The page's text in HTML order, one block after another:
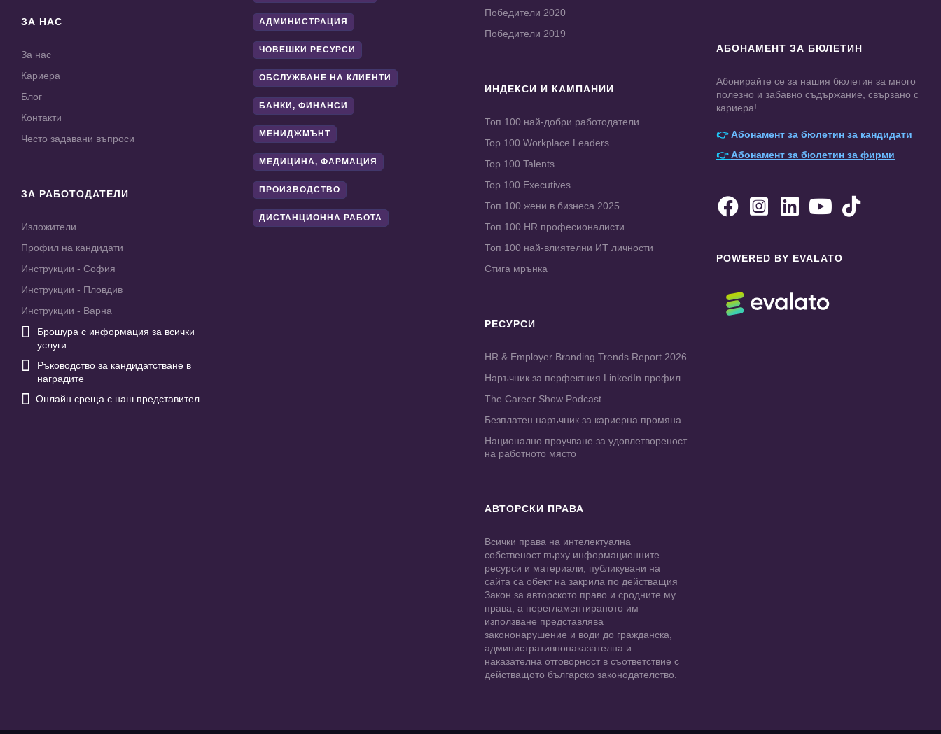
ЗА НАС
За нас
Кариера
Блог
Контакти
Често задавани въпроси
ЗА РАБОТОДАТЕЛИ
Изложители
Профил на кандидати
Инструкции - София
Инструкции - Пловдив
Инструкции - Варна

Брошура с информация за всички
услуги

Ръководство за кандидатстване в
наградите
 Онлайн среща с наш представител
АДМИНИСТРАЦИЯ
ЧОВЕШКИ РЕСУРСИ
ОБСЛУЖВАНЕ НА КЛИЕНТИ
БАНКИ, ФИНАНСИ
МЕНИДЖМЪНТ
МЕДИЦИНА, ФАРМАЦИЯ
ПРОИЗВОДСТВО
ДИСТАНЦИОННА РАБОТА
Победители 2020
Победители 2019
ИНДЕКСИ И КАМПАНИИ
Топ 100 най-добри работодатели
Top 100 Workplace Leaders
Top 100 Talents
Top 100 Executives
Топ 100 жени в бизнеса 2025
Топ 100 HR професионалисти
Топ 100 най-влиятелни ИТ личности
Стига мрънка
РЕСУРСИ
HR & Employer Branding Trends Report 2026
Наръчник за перфектния LinkedIn профил
The Career Show Podcast
Безплатен наръчник за кариерна промяна
Национално проучване за удовлетвореност
на работното място
АВТОРСКИ ПРАВА
Всички права на интелектуална
собственост върху информационните
ресурси и материали, публикувани на
сайта са обект на закрила по действащия
Закон за авторското право и сродните му
права, а нерегламентираното им
използване представлява
закононарушение и води до гражданска,
административнонаказателна и
наказателна отговорност в съответствие с
действащото българско законодателство.
АБОНАМЕНТ ЗА БЮЛЕТИН
Абонирайте се за нашия бюлетин за много
полезно и забавно съдържание, свързано с
кариера!
👉Абонамент за бюлетин за кандидати
👉Абонамент за бюлетин за фирми
    
POWERED BY EVALATO